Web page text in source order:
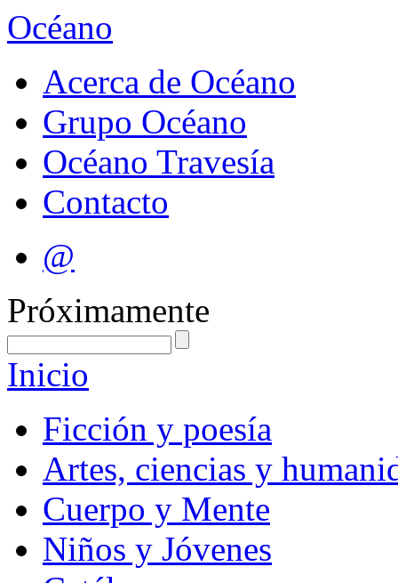
Océano
Acerca de Océano
Grupo Océano
Océano Travesía
Contacto
@
Próximamente
Inicio
Ficción y poesía
Artes, ciencias y
Cuerpo y Mente
Niños y Jóvenes